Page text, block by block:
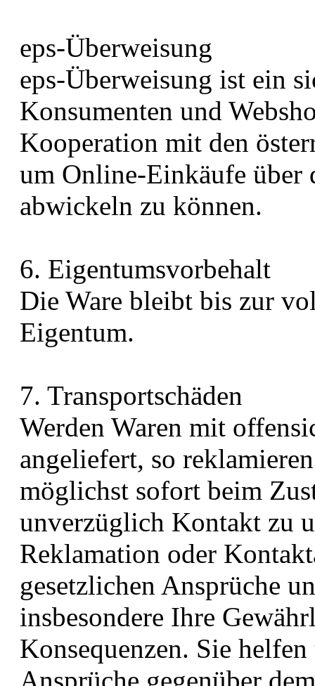
eps-Überweisung
eps-Überweisung ist ein
Konsumenten und
Kooperation mit den
um Online-Einkäufe über
abwickeln zu können.
6. Eigentumsvorbehalt​​​​​​​
Die Ware bleibt bis zur
Eigentum.
7. Transportschäden​​​​​​​
Werden Waren mit
angeliefert, so
möglichst sofort beim
unverzüglich Kontakt zu
Reklamation oder
gesetzlichen Ansprüche
insbesondere Ihre
Konsequenzen. Sie
Ansprüche gegenüber